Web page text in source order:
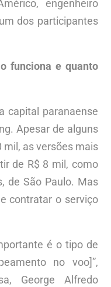
engenheiro
dos participantes
funciona e quanto
capital paranaense
Apesar de alguns
mil, as versões mais
de R$ 8 mil, como
de São Paulo. Mas
contratar o serviço
é o tipo de
no voo]”,
George Alfredo